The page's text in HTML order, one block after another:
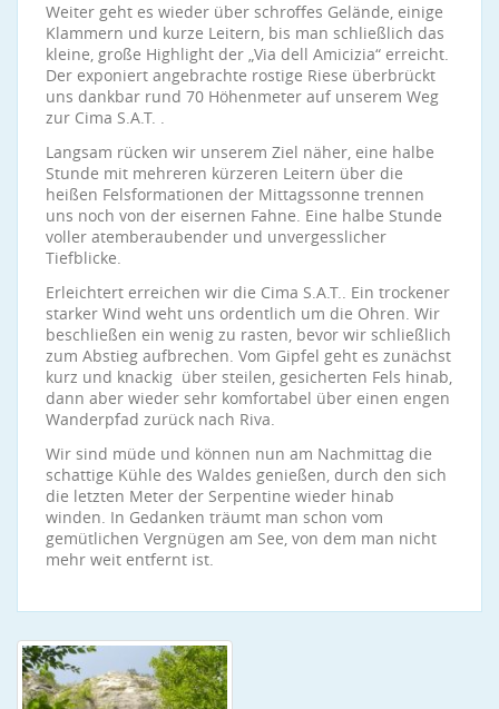
Weiter geht es wieder über schroffes Gelände, einige
Klammern und kurze Leitern, bis man schließlich das
kleine, große Highlight der „Via dell Amicizia“ erreicht.
Der exponiert angebrachte rostige Riese überbrückt
uns dankbar rund 70 Höhenmeter auf unserem Weg
zur Cima S.A.T. .
Langsam rücken wir unserem Ziel näher, eine halbe
Stunde mit mehreren kürzeren Leitern über die
heißen Felsformationen der Mittagssonne trennen
uns noch von der eisernen Fahne. Eine halbe Stunde
voller atemberaubender und unvergesslicher
Tiefblicke.
Erleichtert erreichen wir die Cima S.A.T.. Ein trockener
starker Wind weht uns ordentlich um die Ohren. Wir
beschließen ein wenig zu rasten, bevor wir schließlich
zum Abstieg aufbrechen. Vom Gipfel geht es zunächst
kurz und knackig über steilen, gesicherten Fels hinab,
dann aber wieder sehr komfortabel über einen engen
Wanderpfad zurück nach Riva.
Wir sind müde und können nun am Nachmittag die
schattige Kühle des Waldes genießen, durch den sich
die letzten Meter der Serpentine wieder hinab
winden. In Gedanken träumt man schon vom
gemütlichen Vergnügen am See, von dem man nicht
mehr weit entfernt ist.